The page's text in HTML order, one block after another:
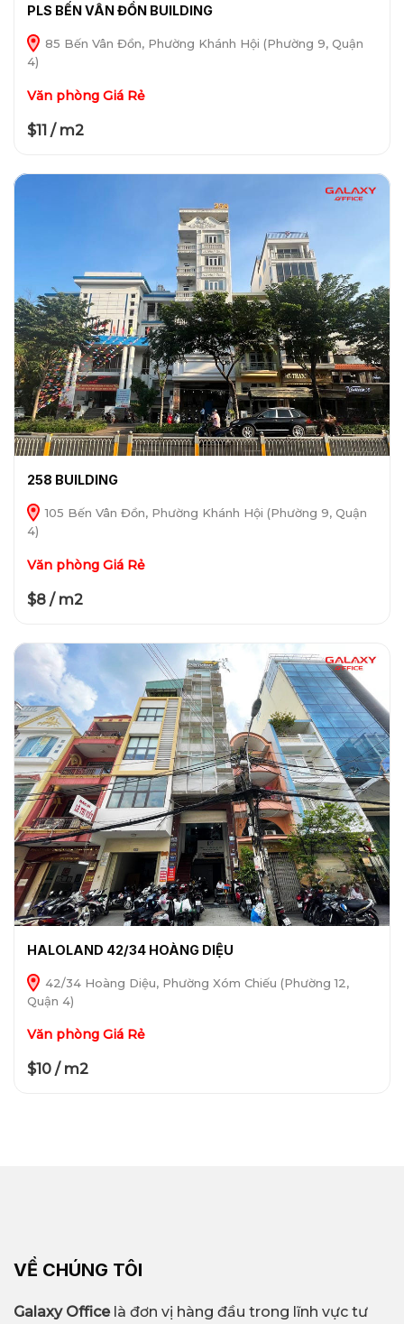
PLS BẾN VÂN ĐỒN BUILDING
85 Bến Vân Đồn, Phường Khánh Hội (Phường 9, Quận
4)
Văn phòng Giá Rẻ
$11 / m2
258 BUILDING
105 Bến Vân Đồn, Phường Khánh Hội (Phường 9, Quận
4)
Văn phòng Giá Rẻ
$8 / m2
HALOLAND 42/34 HOÀNG DIỆU
42/34 Hoàng Diệu, Phường Xóm Chiếu (Phường 12,
Quận 4)
Văn phòng Giá Rẻ
$10 / m2
VỀ CHÚNG TÔI
Galaxy Officelà đơn vị hàng đầu trong lĩnh vực tư